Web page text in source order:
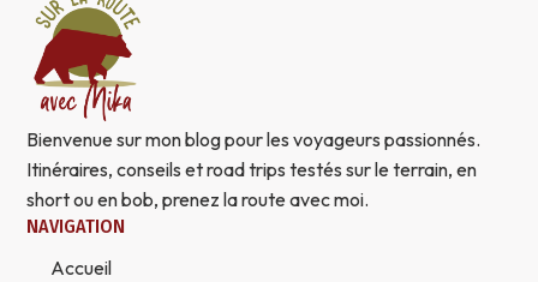
Bienvenue sur mon blog pour les voyageurs passionnés.
Itinéraires, conseils et road trips testés sur le terrain, en
short ou en bob, prenez la route avec moi.
NAVIGATION
Accueil